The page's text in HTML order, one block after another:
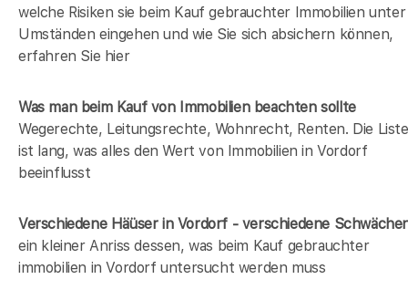
welche Risiken sie beim Kauf gebrauchter Immobilien unter
Umständen eingehen und wie Sie sich absichern können,
erfahren Sie hier
Was man beim Kauf von Immobilien beachten sollte
Wegerechte, Leitungsrechte, Wohnrecht, Renten. Die Liste
ist lang, was alles den Wert von Immobilien in Vordorf
beeinflusst
Verschiedene Häüser in Vordorf - verschiedene
ein kleiner Anriss dessen, was beim Kauf gebrauchter
immobilien in Vordorf untersucht werden muss